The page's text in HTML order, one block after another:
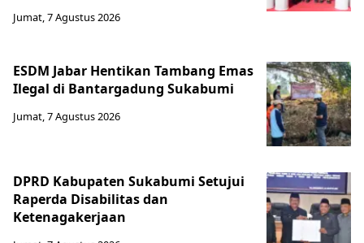
Jumat, 7 Agustus 2026
ESDM Jabar Hentikan Tambang Emas
Ilegal di Bantargadung Sukabumi
Jumat, 7 Agustus 2026
DPRD Kabupaten Sukabumi Setujui
Raperda Disabilitas dan
Ketenagakerjaan